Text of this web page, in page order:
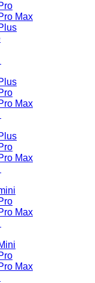
Max
Max
Max
Max
Max